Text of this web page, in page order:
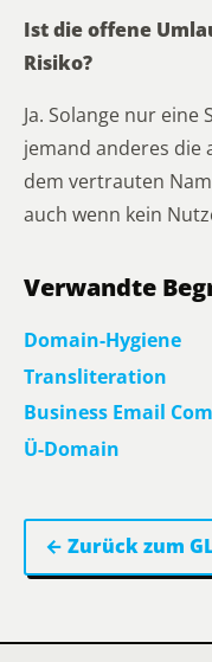
Ist die offene
Risiko?
Ja. Solange nur eine
jemand anderes
dem vertrauten
auch wenn kein
Verwandte
Domain-Hygiene
Transliteration
Business Email
Ü-Domain
← Zurück zum